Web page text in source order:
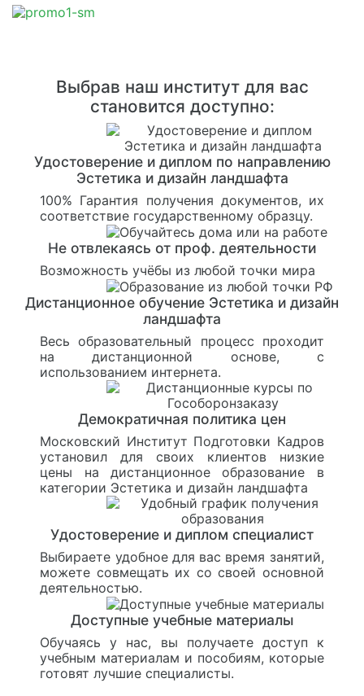
Выбрав наш институт для вас
становится доступно:
Удостоверение и диплом по направлению
Эстетика и дизайн ландшафта
100% Гарантия получения документов, их
соответствие государственному образцу.
Не отвлекаясь от проф. деятельности
Возможность учёбы из любой точки мира
Дистанционное обучение Эстетика и дизайн
ландшафта
Весь образовательный процесс проходит
на дистанционной основе, с
использованием интернета.
Демократичная политика цен
Московский Институт Подготовки Кадров
установил для своих клиентов низкие
цены на дистанционное образование в
категории Эстетика и дизайн ландшафта
Удостоверение и диплом специалист
Выбираете удобное для вас время занятий,
можете совмещать их со своей основной
деятельностью.
Доступные учебные материалы
Обучаясь у нас, вы получаете доступ к
учебным материалам и пособиям, которые
готовят лучшие специалисты.